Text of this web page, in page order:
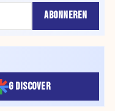
ABONNEREN
G DISCOVER